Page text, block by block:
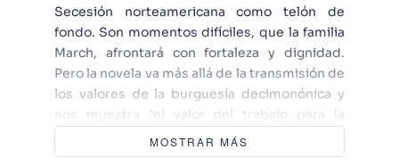
Secesión norteamericana como telón de
fondo. Son momentos difíciles, que la familia
March, afrontará con fortaleza y dignidad.
Pero la novela va más allá de la transmisión de
los valores de la burguesía decimonónica y
nos muestra "el valor del trabajo para la
independencia de las mujeres, la necesidad
de construir una realidad mejor", y la
MOSTRAR MÁS